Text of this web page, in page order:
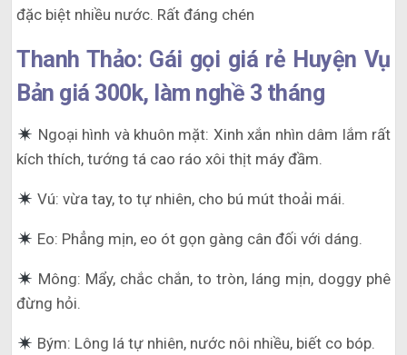
đặc biệt nhiều nước. Rất đáng chén
Thanh Thảo: Gái gọi giá rẻ Huyện Vụ
Bản giá 300k, làm nghề 3 tháng
Ngoại hình và khuôn mặt: Xinh xắn nhìn dâm lắm rất
kích thích, tướng tá cao ráo xôi thịt máy đầm.
Vú: vừa tay, to tự nhiên, cho bú mút thoải mái.
Eo: Phẳng mịn, eo ót gọn gàng cân đối với dáng.
Mông: Mẩy, chắc chắn, to tròn, láng mịn, doggy phê
đừng hỏi.
Bým: Lông lá tự nhiên, nước nôi nhiều, biết co bóp.